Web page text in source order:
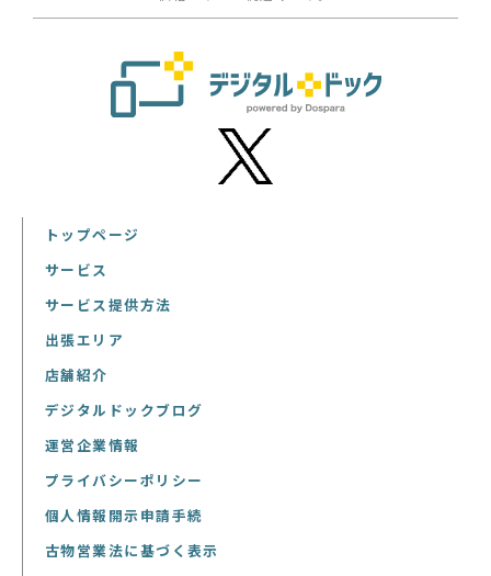
トップページ
サービス
サービス提供方法
出張エリア
店舗紹介
デジタルドックブログ
運営企業情報
プライバシーポリシー
個人情報開示申請手続
古物営業法に基づく表示